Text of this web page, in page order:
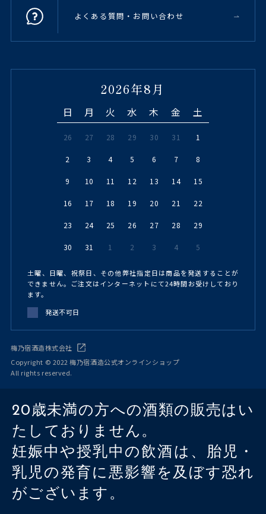
よくある質問・お問い合わせ
2026年8月
日 月 火 水 木 金 土
26 27 28 29 30 31 1
2 3 4 5 6 7 8
9 10 11 12 13 14 15
16 17 18 19 20 21 22
23 24 25 26 27 28 29
30 31 1 2 3 4 5
土曜、日曜、祝祭日、その他弊社指定日は商品を発送することが
できません。ご注文はインターネットにて24時間お受けしており
ます。
発送不可日
梅乃宿酒造株式会社
Copyright © 2022 梅乃宿酒造公式オンラインショップ
All rights reserved.
20歳未満の方への酒類の販売はい
たしておりません。
妊娠中や授乳中の飲酒は、胎児・
乳児の発育に悪影響を及ぼす恐れ
がございます。